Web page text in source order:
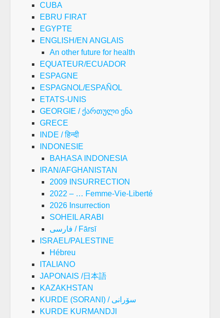
CUBA
EBRU FIRAT
EGYPTE
ENGLISH/EN ANGLAIS
An other future for health
EQUATEUR/ECUADOR
ESPAGNE
ESPAGNOL/ESPAÑOL
ETATS-UNIS
GEORGIE / ქართული ენა
GRECE
INDE / हिन्दी
INDONESIE
BAHASA INDONESIA
IRAN/AFGHANISTAN
2009 INSURRECTION
2022 – … Femme-Vie-Liberté
2026 Insurrection
SOHEIL ARABI
فارسی / Fārsī
ISRAEL/PALESTINE
Hébreu
ITALIANO
JAPONAIS /日本語
KAZAKHSTAN
KURDE (SORANI) / سۆرانی
KURDE KURMANDJI